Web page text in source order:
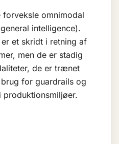
omnimodal
intelligence).
et skridt i retning af
men de er stadig
de er trænet
for guardrails og
produktionsmiljøer.